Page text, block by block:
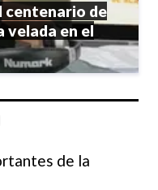
centenario de
velada en el
de la